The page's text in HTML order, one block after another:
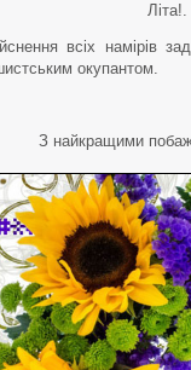
Літа!.
всіх намірів
окупантом.
З найкращими